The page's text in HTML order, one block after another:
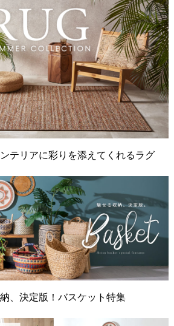
テリアに彩りを添えてくれるラグ
、決定版！バスケット特集